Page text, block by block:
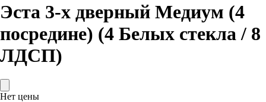
Эста 3-х дверный Медиум (4
посредине) (4 Белых стекла / 8
ЛДСП)
Нет цены